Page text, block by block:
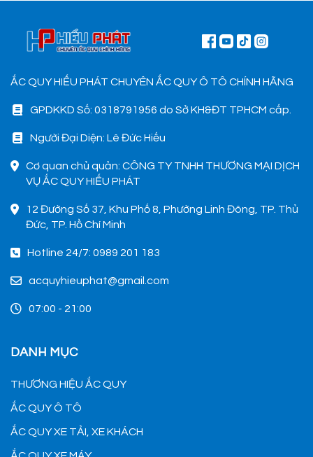
ẮC QUY HIẾU PHÁT CHUYÊN ẮC QUY Ô TÔ CHÍNH HÃNG
GPDKKD Số: 0318791956 do Sở KH&ĐT TPHCM cấp.
Người Đại Diện: Lê Đức Hiếu
Cơ quan chủ quản: CÔNG TY TNHH THƯƠNG MẠI DỊCH
VỤ ẮC QUY HIẾU PHÁT
12 Đường Số 37, Khu Phố 8, Phường Linh Đông, TP. Thủ
Đức, TP. Hồ Chí Minh
Hotline 24/7: 0989 201 183
acquyhieuphat@gmail.com
07:00 - 21:00
DANH MỤC
THƯƠNG HIỆU ẮC QUY
ẮC QUY Ô TÔ
ẮC QUY XE TẢI, XE KHÁCH